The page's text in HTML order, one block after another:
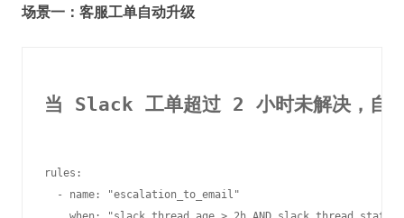
场景一：客服工单自动升级
当 Slack 工单超过 2 小时未解决，自动
rules:
  - name: "escalation_to_email"